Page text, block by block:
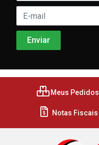
Meus Pedidos
Notas Fiscais